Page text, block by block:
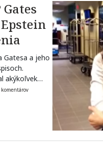
Gatesa a jeho
akýkoľvek